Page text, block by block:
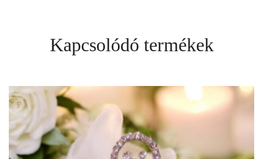
Kapcsolódó termékek